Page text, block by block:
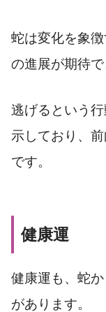
蛇は変化を象
の進展が期待で
逃げるという
示しており、
です。
健康運
健康運も、蛇
があります。